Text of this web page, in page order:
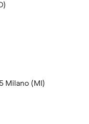
Milano (MI)